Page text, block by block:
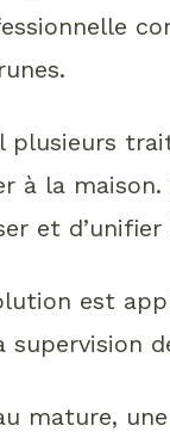
plusieurs
la maison.
et d’unifier
est
mature,